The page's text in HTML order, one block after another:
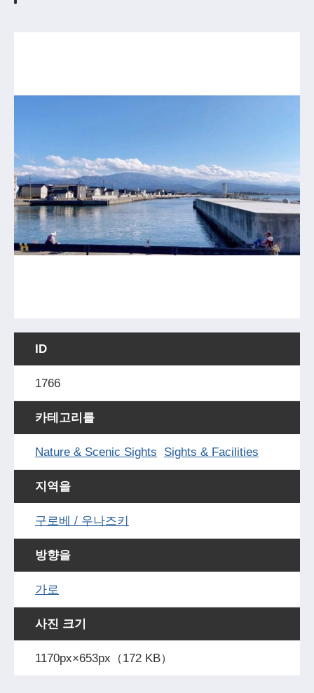
ID
1766
카테고리를
Nature & Scenic Sights Sights & Facilities
지역을
구로베 / 우나즈키
방향을
가로
사진 크기
1170px×653px（172 KB）